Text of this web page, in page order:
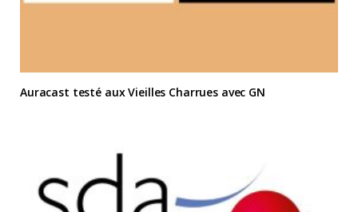
Auracast testé aux Vieilles Charrues avec GN